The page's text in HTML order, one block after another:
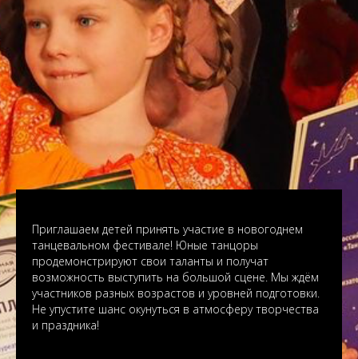
Приглашаем детей принять участие в новогоднем
танцевальном фестивале! Юные танцоры
продемонстрируют свои таланты и получат
возможность выступить на большой сцене. Мы ждём
участников разных возрастов и уровней подготовки.
Не упустите шанс окунуться в атмосферу творчества
и праздника!